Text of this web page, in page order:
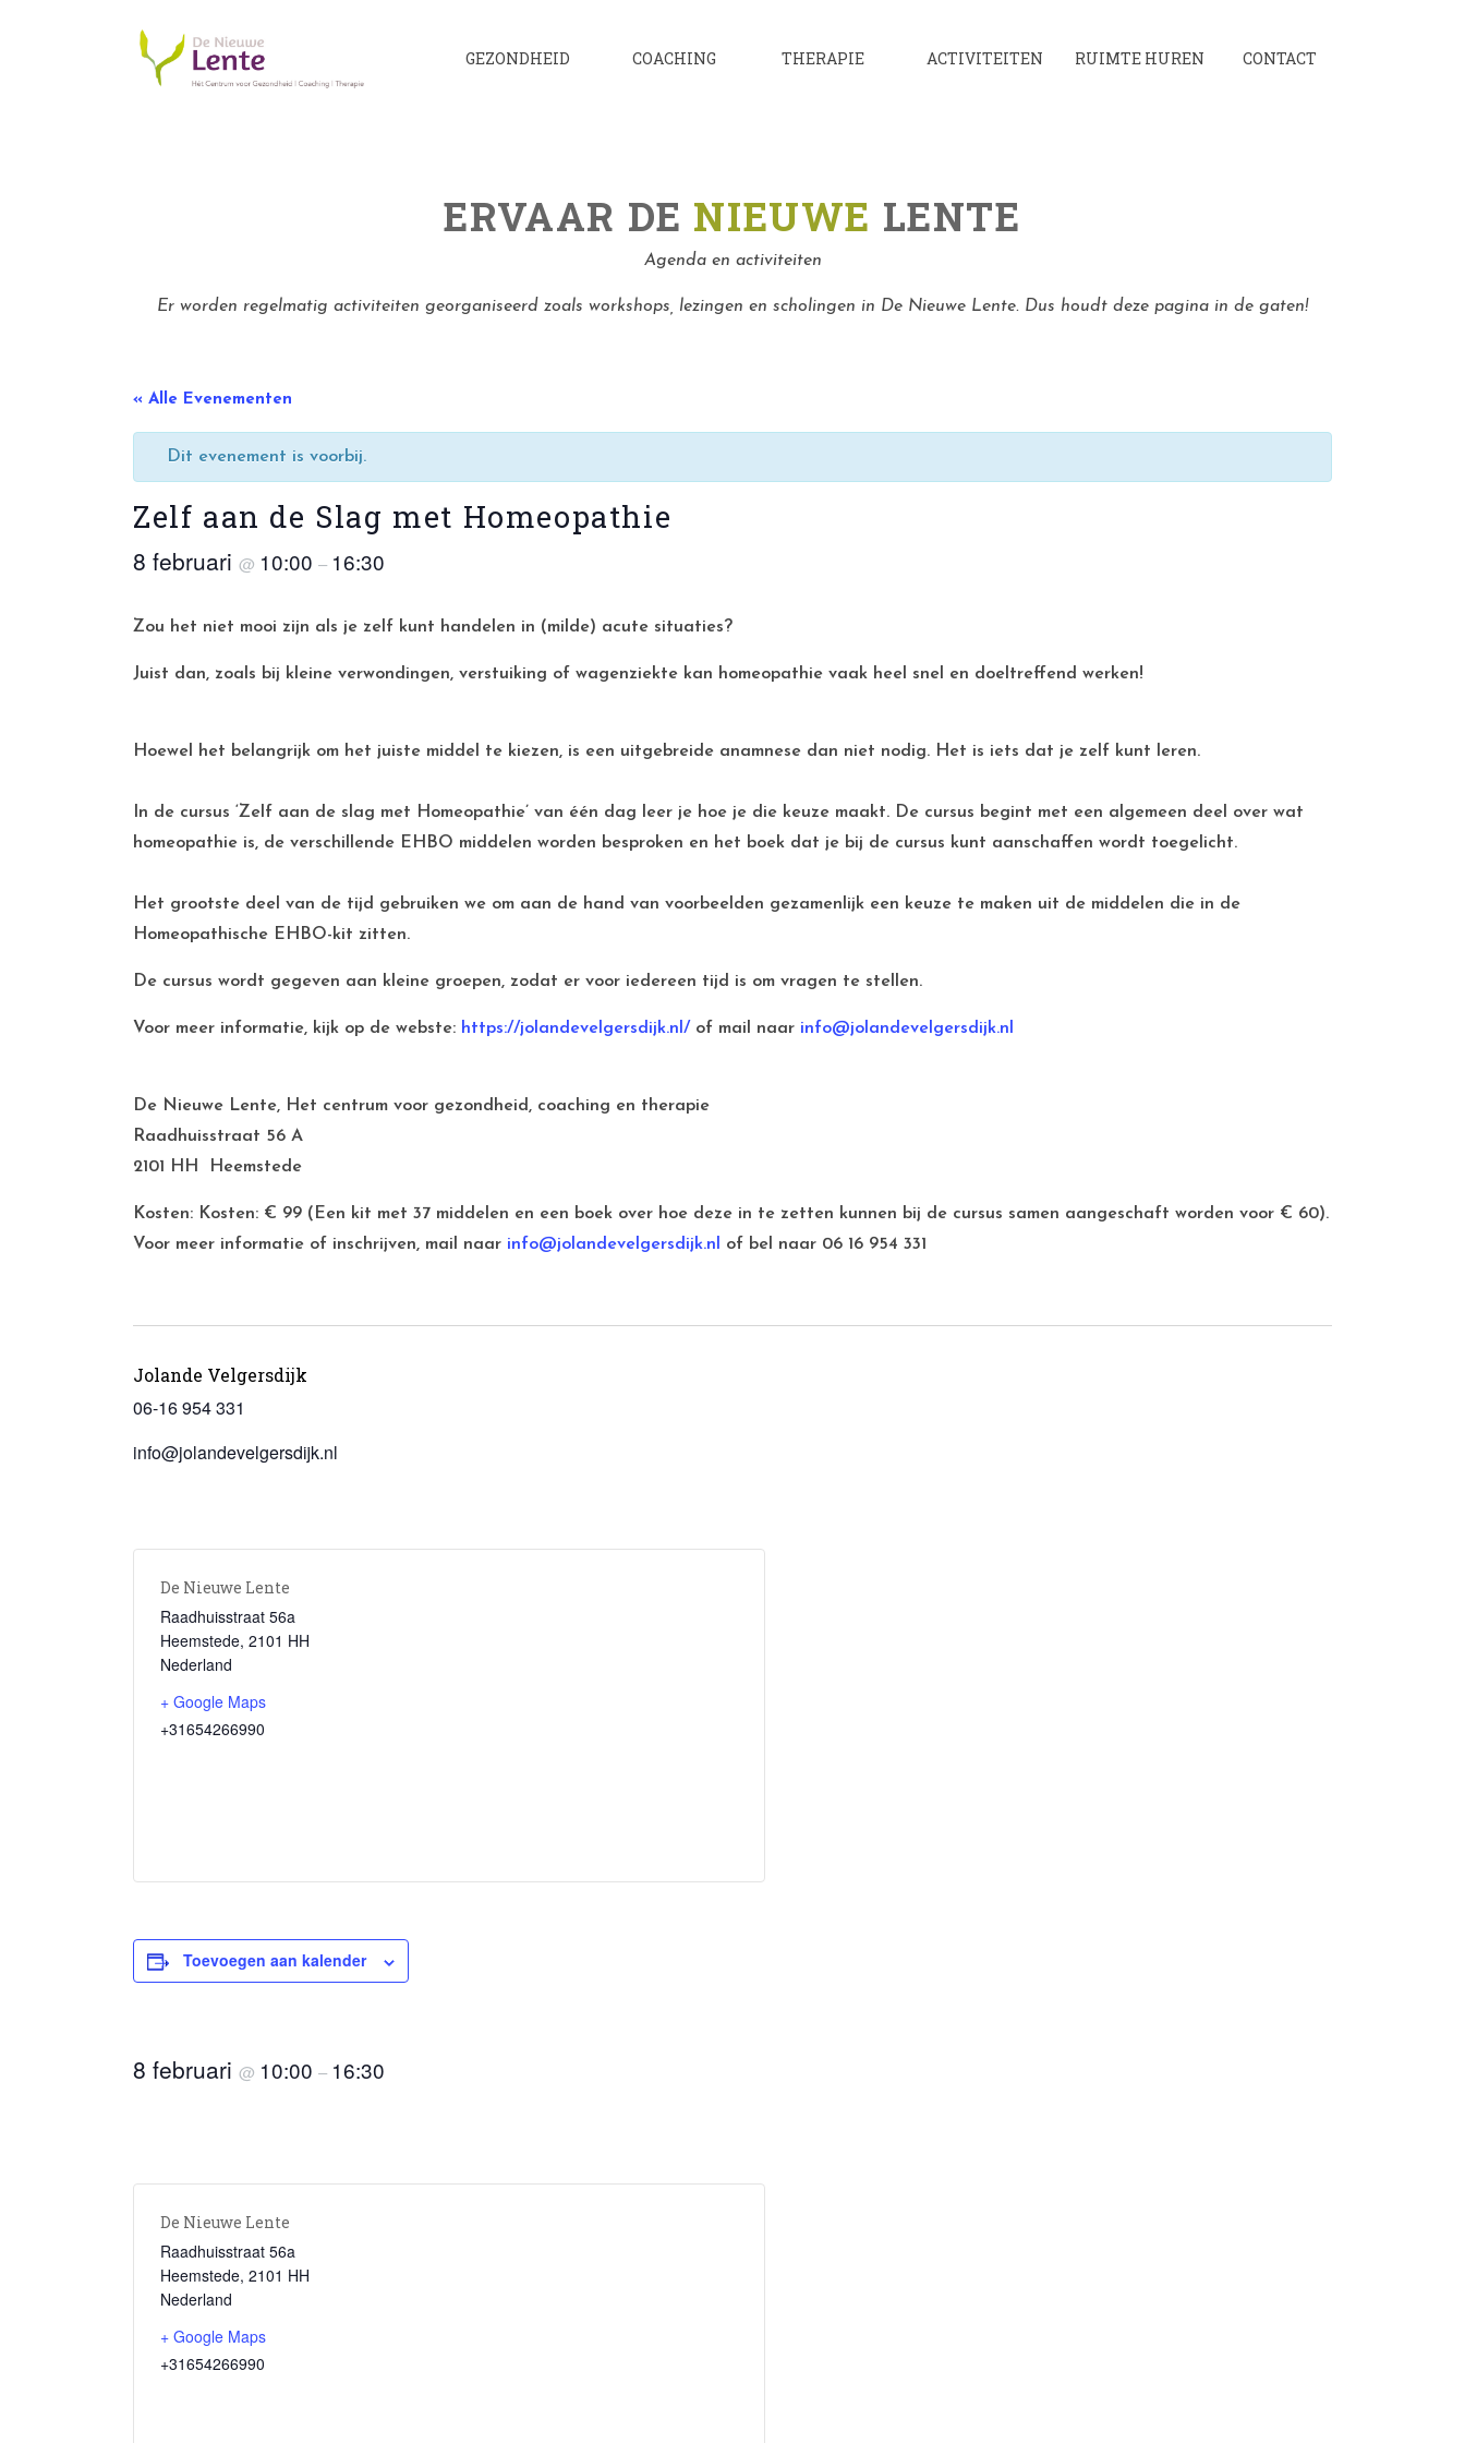
GEZONDHEID COACHING THERAPIE ACTIVITEITEN RUIMTE HUREN CONTACT
ERVAAR DE NIEUWE LENTE
Agenda en activiteiten
Er worden regelmatig activiteiten georganiseerd zoals workshops, lezingen en scholingen in De Nieuwe Lente. Dus houdt deze pagina in de gaten!
« Alle Evenementen
Dit evenement is voorbij.
Zelf aan de Slag met Homeopathie
8 februari @ 10:00 – 16:30
Zou het niet mooi zijn als je zelf kunt handelen in (milde) acute situaties?
Juist dan, zoals bij kleine verwondingen, verstuiking of wagenziekte kan homeopathie vaak heel snel en doeltreffend werken!
Hoewel het belangrijk om het juiste middel te kiezen, is een uitgebreide anamnese dan niet nodig. Het is iets dat je zelf kunt leren.
In de cursus ‘Zelf aan de slag met Homeopathie’ van één dag leer je hoe je die keuze maakt. De cursus begint met een algemeen deel over wat
homeopathie is, de verschillende EHBO middelen worden besproken en het boek dat je bij de cursus kunt aanschaffen wordt toegelicht.
Het grootste deel van de tijd gebruiken we om aan de hand van voorbeelden gezamenlijk een keuze te maken uit de middelen die in de
Homeopathische EHBO-kit zitten.
De cursus wordt gegeven aan kleine groepen, zodat er voor iedereen tijd is om vragen te stellen.
Voor meer informatie, kijk op de webste: https://jolandevelgersdijk.nl/ of mail naar info@jolandevelgersdijk.nl
De Nieuwe Lente, Het centrum voor gezondheid, coaching en therapie
Raadhuisstraat 56 A
2101 HH Heemstede
Kosten: Kosten: € 99 (Een kit met 37 middelen en een boek over hoe deze in te zetten kunnen bij de cursus samen aangeschaft worden voor € 60).
Voor meer informatie of inschrijven, mail naar info@jolandevelgersdijk.nl of bel naar 06 16 954 331
Jolande Velgersdijk
06-16 954 331
info@jolandevelgersdijk.nl
De Nieuwe Lente
Raadhuisstraat 56a
Heemstede, 2101 HH
Nederland
+ Google Maps
+31654266990
Toevoegen aan kalender
8 februari @ 10:00 – 16:30
De Nieuwe Lente
Raadhuisstraat 56a
Heemstede, 2101 HH
Nederland
+ Google Maps
+31654266990